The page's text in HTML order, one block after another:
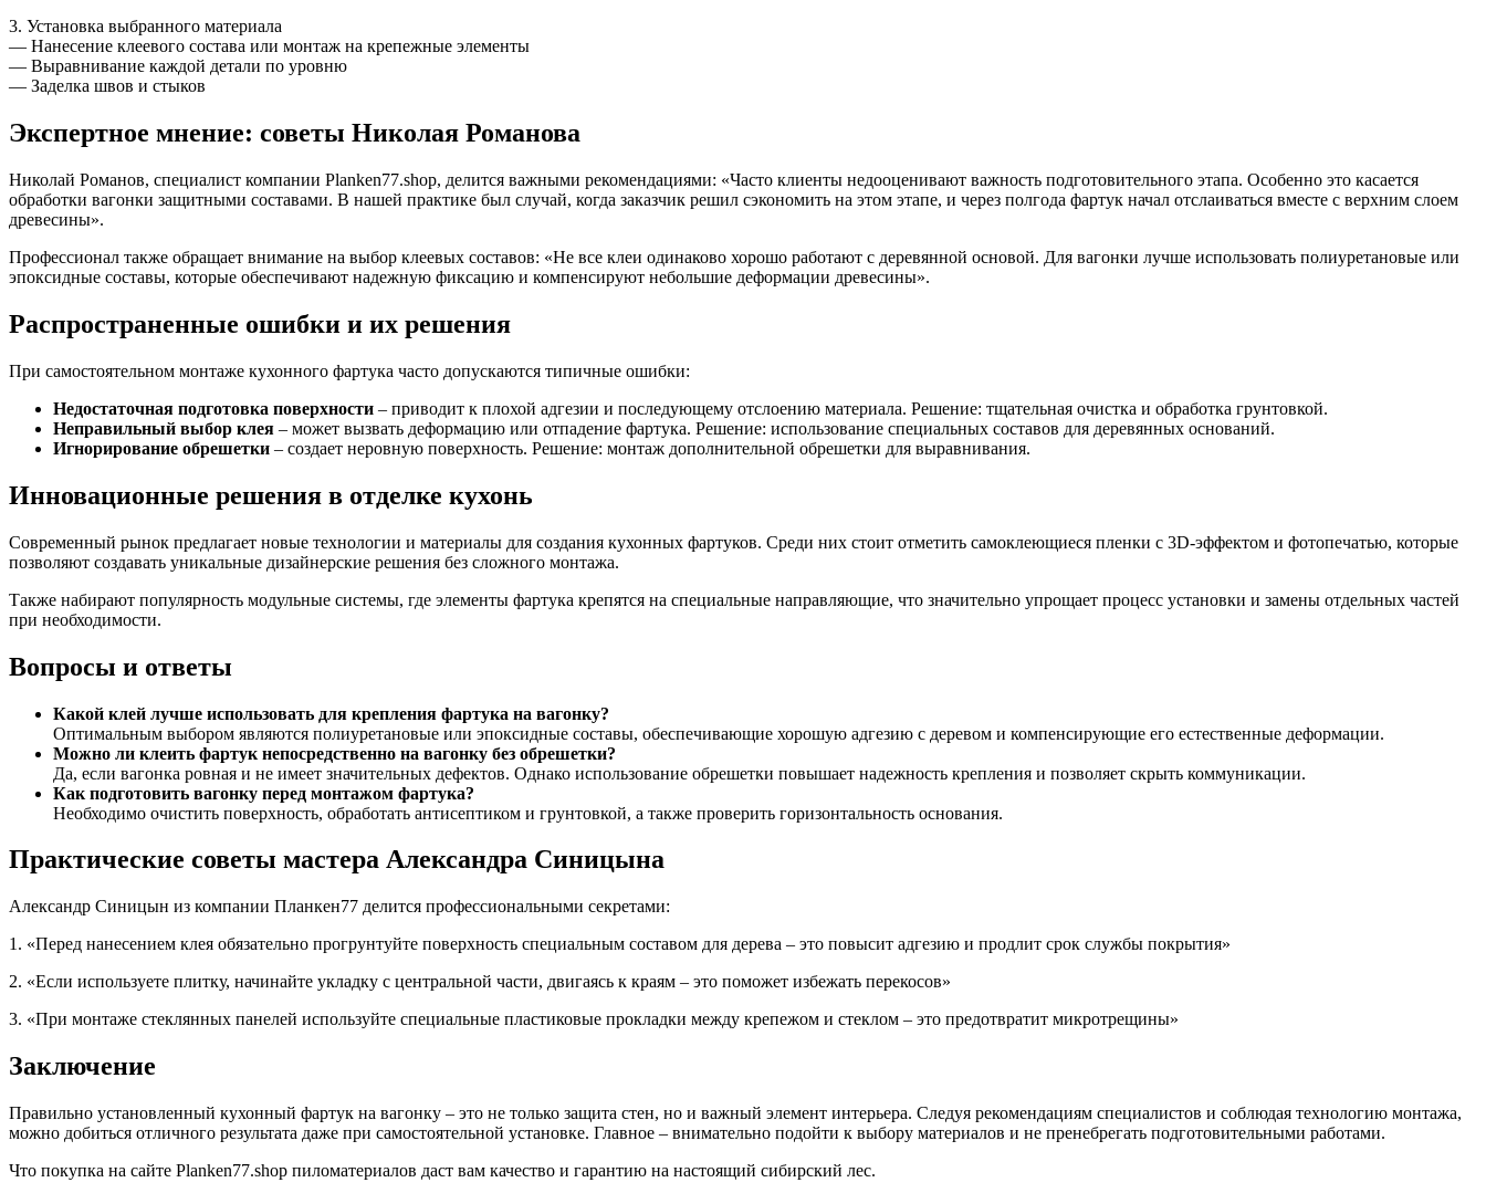
3. Установка выбранного материала
— Нанесение клеевого состава или монтаж на крепежные элементы
— Выравнивание каждой детали по уровню
— Заделка швов и стыков
Экспертное мнение: советы Николая Романова
Николай Романов, специалист компании Planken77.shop, делится важными рекомендациями: «Часто клиенты недооценивают важность подготовительного этапа. Особенно это касается
обработки вагонки защитными составами. В нашей практике был случай, когда заказчик решил сэкономить на этом этапе, и через полгода фартук начал отслаиваться вместе с верхним слоем
древесины».
Профессионал также обращает внимание на выбор клеевых составов: «Не все клеи одинаково хорошо работают с деревянной основой. Для вагонки лучше использовать полиуретановые или
эпоксидные составы, которые обеспечивают надежную фиксацию и компенсируют небольшие деформации древесины».
Распространенные ошибки и их решения
При самостоятельном монтаже кухонного фартука часто допускаются типичные ошибки:
Недостаточная подготовка поверхности – приводит к плохой адгезии и последующему отслоению материала. Решение: тщательная очистка и обработка грунтовкой.
Неправильный выбор клея – может вызвать деформацию или отпадение фартука. Решение: использование специальных составов для деревянных оснований.
Игнорирование обрешетки – создает неровную поверхность. Решение: монтаж дополнительной обрешетки для выравнивания.
Инновационные решения в отделке кухонь
Современный рынок предлагает новые технологии и материалы для создания кухонных фартуков. Среди них стоит отметить самоклеющиеся пленки с 3D-эффектом и фотопечатью, которые
позволяют создавать уникальные дизайнерские решения без сложного монтажа.
Также набирают популярность модульные системы, где элементы фартука крепятся на специальные направляющие, что значительно упрощает процесс установки и замены отдельных частей
при необходимости.
Вопросы и ответы
Какой клей лучше использовать для крепления фартука на вагонку?
Оптимальным выбором являются полиуретановые или эпоксидные составы, обеспечивающие хорошую адгезию с деревом и компенсирующие его естественные деформации.
Можно ли клеить фартук непосредственно на вагонку без обрешетки?
Да, если вагонка ровная и не имеет значительных дефектов. Однако использование обрешетки повышает надежность крепления и позволяет скрыть коммуникации.
Как подготовить вагонку перед монтажом фартука?
Необходимо очистить поверхность, обработать антисептиком и грунтовкой, а также проверить горизонтальность основания.
Практические советы мастера Александра Синицына
Александр Синицын из компании Планкен77 делится профессиональными секретами:
1. «Перед нанесением клея обязательно прогрунтуйте поверхность специальным составом для дерева – это повысит адгезию и продлит срок службы покрытия»
2. «Если используете плитку, начинайте укладку с центральной части, двигаясь к краям – это поможет избежать перекосов»
3. «При монтаже стеклянных панелей используйте специальные пластиковые прокладки между крепежом и стеклом – это предотвратит микротрещины»
Заключение
Правильно установленный кухонный фартук на вагонку – это не только защита стен, но и важный элемент интерьера. Следуя рекомендациям специалистов и соблюдая технологию монтажа,
можно добиться отличного результата даже при самостоятельной установке. Главное – внимательно подойти к выбору материалов и не пренебрегать подготовительными работами.
Что покупка на сайте Planken77.shop пиломатериалов даст вам качество и гарантию на настоящий сибирский лес.